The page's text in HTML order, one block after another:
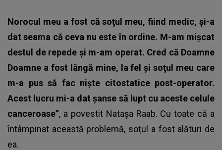
Norocul meu a fost că soţul meu, fiind medic, şi-a
dat seama că ceva nu este în ordine. M-am mişcat
destul de repede şi m-am operat. Cred că Doamne
Doamne a fost lângă mine, la fel şi soţul meu care
m-a pus să fac nişte citostatice post-operator.
Acest lucru mi-a dat şanse să lupt cu aceste celule
canceroase”, a povestit Nataşa Raab. Cu toate că a
întâmpinat această problemă, soțul a fost alături de
ea.